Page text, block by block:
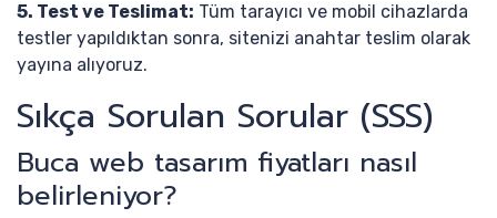
5. Test ve Teslimat: Tüm tarayıcı ve mobil cihazlarda
testler yapıldıktan sonra, sitenizi anahtar teslim olarak
yayına alıyoruz.
Sıkça Sorulan Sorular (SSS)
Buca web tasarım fiyatları nasıl
belirleniyor?